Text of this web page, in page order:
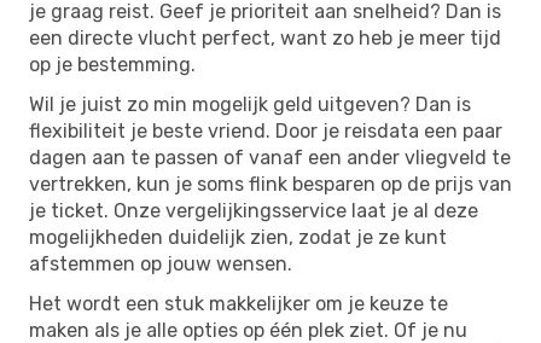
je graag reist. Geef je prioriteit aan snelheid? Dan is
een directe vlucht perfect, want zo heb je meer tijd
op je bestemming.
Wil je juist zo min mogelijk geld uitgeven? Dan is
flexibiliteit je beste vriend. Door je reisdata een paar
dagen aan te passen of vanaf een ander vliegveld te
vertrekken, kun je soms flink besparen op de prijs van
je ticket. Onze vergelijkingsservice laat je al deze
mogelijkheden duidelijk zien, zodat je ze kunt
afstemmen op jouw wensen.
Het wordt een stuk makkelijker om je keuze te
maken als je alle opties op één plek ziet. Of je nu